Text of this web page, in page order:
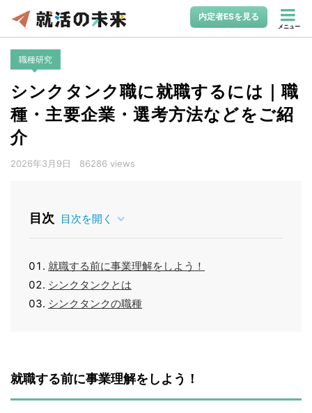
内定者ESを見る
メニュー
職種研究
シンクタンク職に就職するには｜職
種・主要企業・選考方法などをご紹
介
2026年3月9日 86286 views
目次 目次を開く
就職する前に事業理解をしよう！
シンクタンクとは
シンクタンクの職種
就職する前に事業理解をしよう！